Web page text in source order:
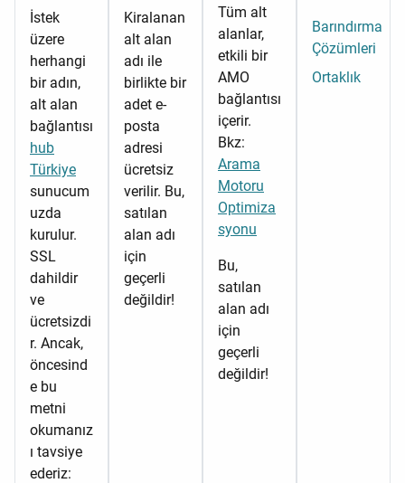
İstek
üzere
herhangi
bir adın,
alt alan
bağlantısı
hub
Türkiye
sunucum
uzda
kurulur.
SSL
dahildir
ve
ücretsizdi
r. Ancak,
öncesind
e bu
metni
okumanız
ı tavsiye
ederiz:
Kiralanan
alt alan
adı ile
birlikte bir
adet e-
posta
adresi
ücretsiz
verilir. Bu,
satılan
alan adı
için
geçerli
değildir!
Tüm alt
alanlar,
etkili bir
AMO
bağlantısı
içerir.
Bkz:
Arama
Motoru
Optimiza
syonu
Bu,
satılan
alan adı
için
geçerli
değildir!
Barındırma
Çözümleri
Ortaklık